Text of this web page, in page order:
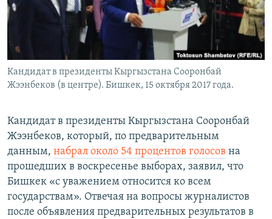
Кандидат в президенты Кыргызстана Сооронбай
Жээнбеков (в центре). Бишкек, 15 октября 2017 года.
Кандидат в президенты Кыргызстана Сооронбай
Жээнбеков, который, по предварительным
данным, набрал около 54 процентов голосов на
прошедших в воскресенье выборах, заявил, что
Бишкек «с уважением относится ко всем
государствам». Отвечая на вопросы журналистов
после объявления предварительных результатов в